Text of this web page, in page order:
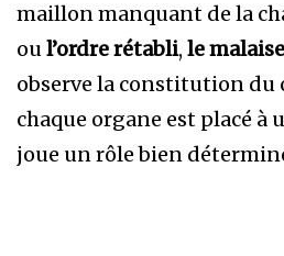
maillon manquant de la
oul’ordre rétabli, le malaise
observe la constitution du
chaque organe est placé à
joue un rôle bien